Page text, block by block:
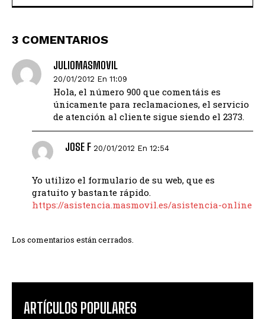
3 COMENTARIOS
JULIOMASMOVIL
20/01/2012 En 11:09
Hola, el número 900 que comentáis es
únicamente para reclamaciones, el servicio
de atención al cliente sigue siendo el 2373.
JOSE F 20/01/2012 En 12:54
Yo utilizo el formulario de su web, que es
gratuito y bastante rápido.
https://asistencia.masmovil.es/asistencia-online
Los comentarios están cerrados.
ARTÍCULOS POPULARES